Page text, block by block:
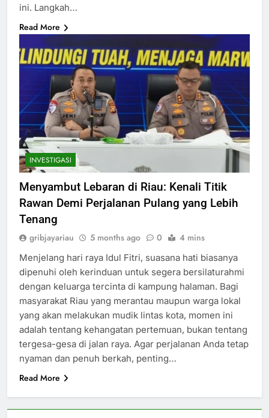
ini. Langkah…
Read More
INVESTIGASI
Menyambut Lebaran di Riau: Kenali Titik
Rawan Demi Perjalanan Pulang yang Lebih
Tenang
gribjayariau 5 months ago 0 4 mins
Menjelang hari raya Idul Fitri, suasana hati biasanya
dipenuhi oleh kerinduan untuk segera bersilaturahmi
dengan keluarga tercinta di kampung halaman. Bagi
masyarakat Riau yang merantau maupun warga lokal
yang akan melakukan mudik lintas kota, momen ini
adalah tentang kehangatan pertemuan, bukan tentang
tergesa-gesa di jalan raya. Agar perjalanan Anda tetap
nyaman dan penuh berkah, penting…
Read More